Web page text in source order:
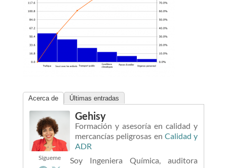
Acerca de Últimas entradas
Sígueme
Gehisy
Formación y asesoría en calidad y
mercancías peligrosas en Calidad y
ADR
Soy Ingeniera Química, auditora